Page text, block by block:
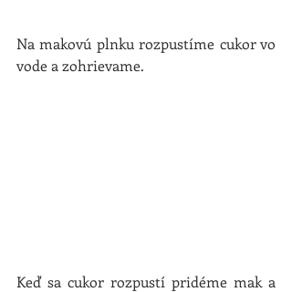
Na makovú plnku rozpustíme cukor vo
vode a zohrievame.
Keď sa cukor rozpustí pridéme mak a